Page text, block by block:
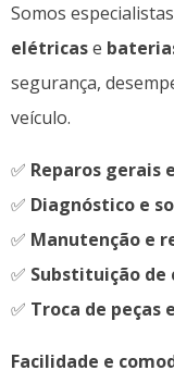
Somos
elétricase
segurança,
veículo.
✅ Reparos gerais
✅ Diagnóstico e
✅ Manutenção e
✅ Substituição de
✅ Troca de peças
Facilidade e